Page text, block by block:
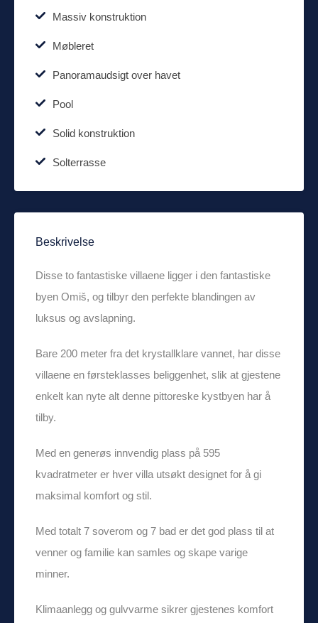
Massiv konstruktion
Møbleret
Panoramaudsigt over havet
Pool
Solid konstruktion
Solterrasse
Beskrivelse
Disse to fantastiske villaene ligger i den fantastiske
byen Omiš, og tilbyr den perfekte blandingen av
luksus og avslapning.
Bare 200 meter fra det krystallklare vannet, har disse
villaene en førsteklasses beliggenhet, slik at gjestene
enkelt kan nyte alt denne pittoreske kystbyen har å
tilby.
Med en generøs innvendig plass på 595
kvadratmeter er hver villa utsøkt designet for å gi
maksimal komfort og stil.
Med totalt 7 soverom og 7 bad er det god plass til at
venner og familie kan samles og skape varige
minner.
Klimaanlegg og gulvvarme sikrer gjestenes komfort